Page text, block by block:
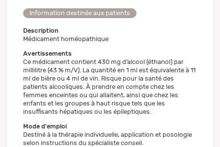
Information destinée aux patients
Description
Médicament homéopathique
Avertissements
Ce médicament contient 430 mg d’alcool (éthanol) par
millilitre (43 % m/V). La quantité en 1 ml est équivalente à 11
ml de bière ou 4 ml de vin. Risque pour la santé des
patients alcooliques. À prendre en compte chez les
femmes enceintes ou qui allaitent, ainsi que chez les
enfants et les groupes à haut risque tels que les
insuffisants hépatiques ou les épileptiques.
Mode d'emploi
Destiné à la thérapie individuelle, application et posologie
selon instructions du spécialiste conseil.